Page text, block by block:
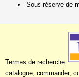
Sous réserve de
Termes de recherche:
catalogue, commander,